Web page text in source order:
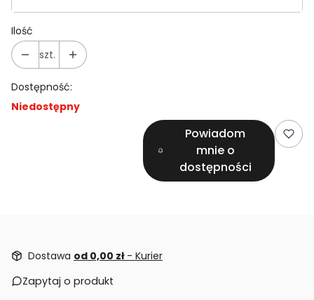
Ilość
szt.
Dostępność:
Niedostępny
Powiadom
mnie o
dostępności
Dostawa od 0,00 zł - Kurier
Zapytaj o produkt